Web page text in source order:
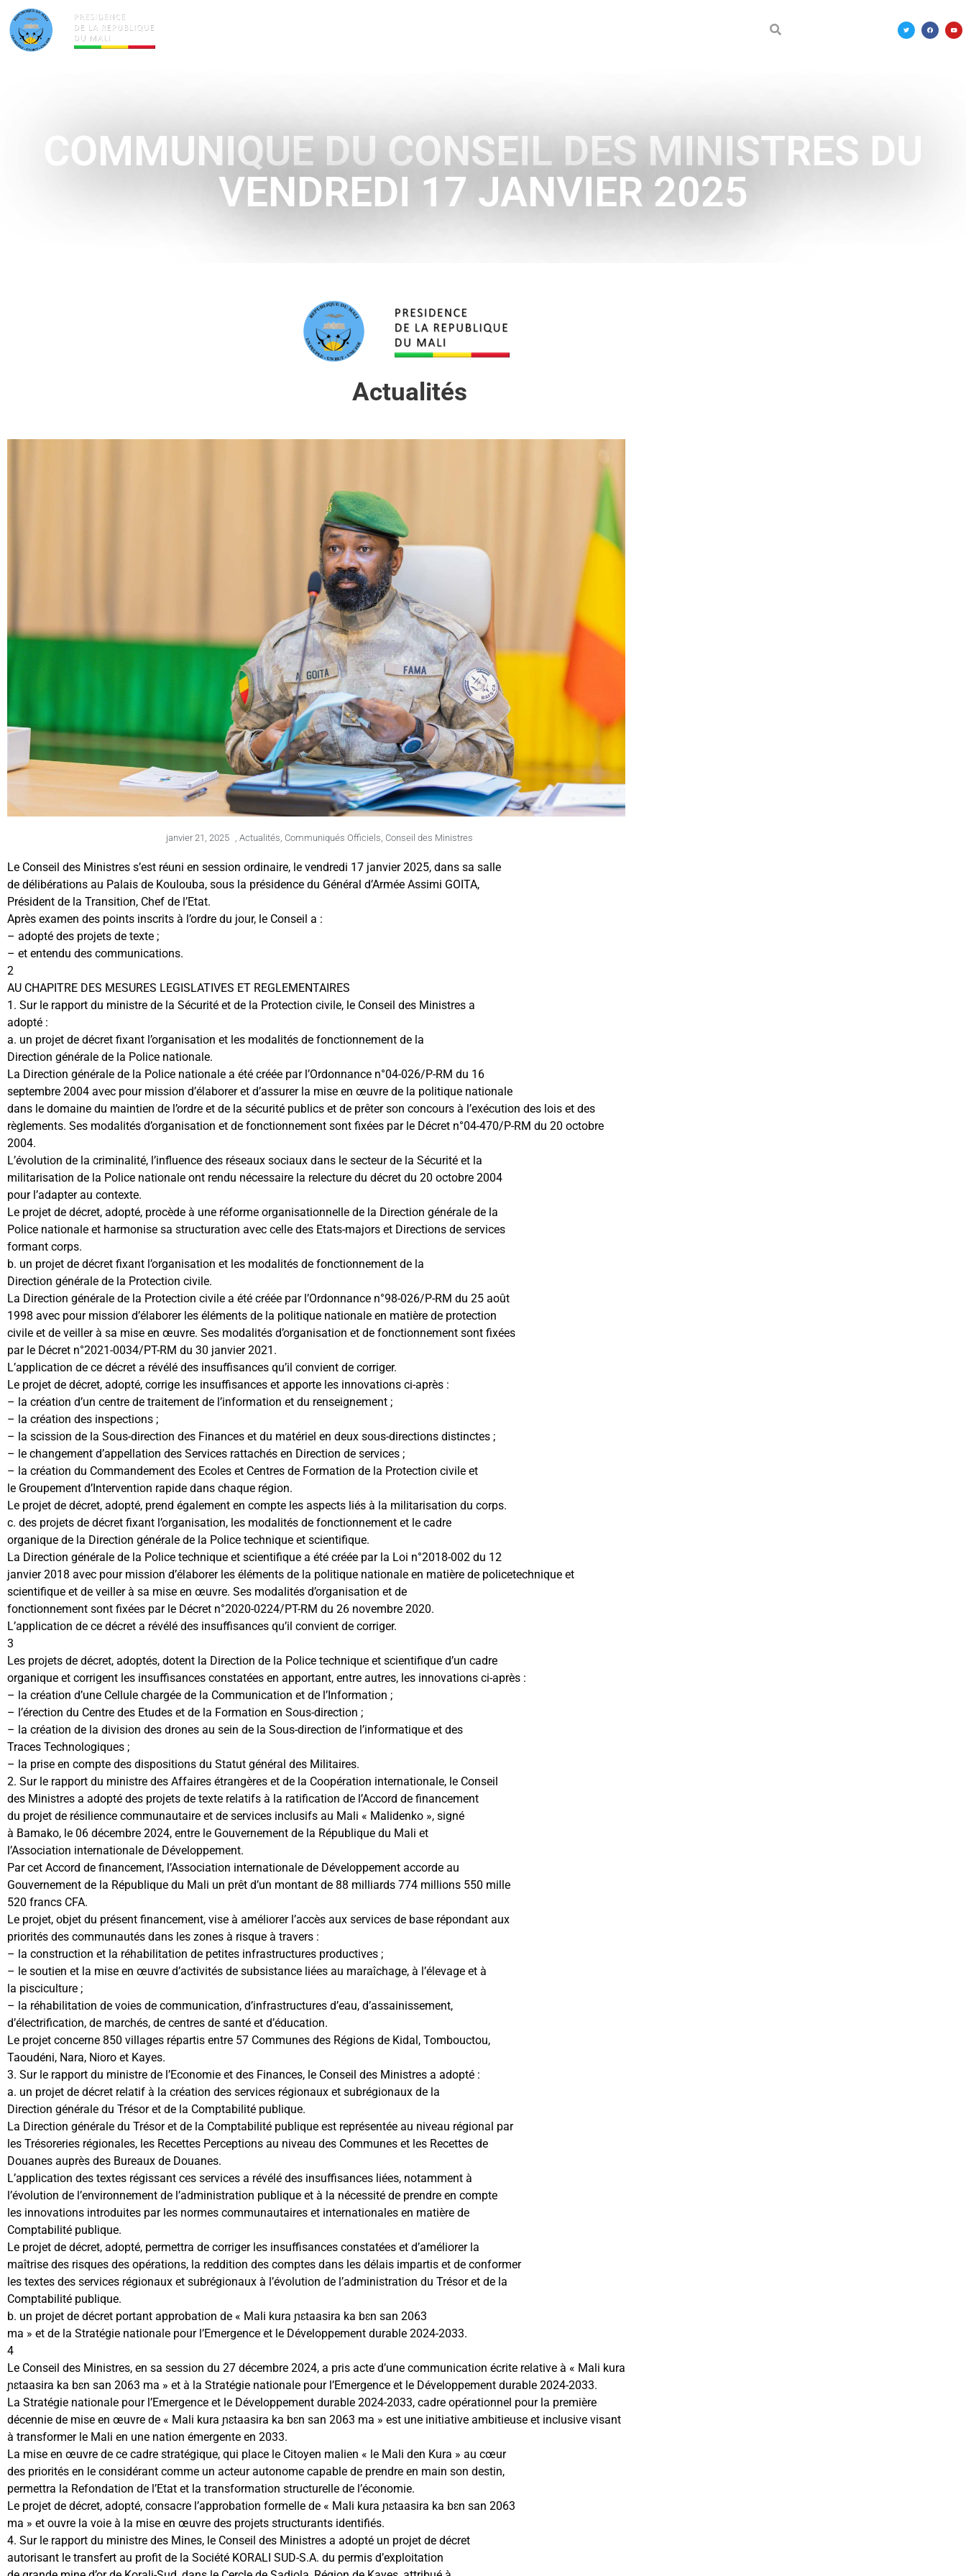
COMMUNIQUE DU CONSEIL DES MINISTRES DU
VENDREDI 17 JANVIER 2025
Actualités
janvier 21, 2025 Actualités Communiqués Officiels Conseil des Ministres
Le Conseil des Ministres s’est réuni en session ordinaire, le vendredi 17 janvier 2025, dans sa salle
de délibérations au Palais de Koulouba, sous la présidence du Général d’Armée Assimi GOITA,
Président de la Transition, Chef de l’Etat.
Après examen des points inscrits à l’ordre du jour, le Conseil a :
– adopté des projets de texte ;
– et entendu des communications.
2
AU CHAPITRE DES MESURES LEGISLATIVES ET REGLEMENTAIRES
1. Sur le rapport du ministre de la Sécurité et de la Protection civile, le Conseil des Ministres a
adopté :
a. un projet de décret fixant l’organisation et les modalités de fonctionnement de la
Direction générale de la Police nationale.
La Direction générale de la Police nationale a été créée par l’Ordonnance n°04-026/P-RM du 16
septembre 2004 avec pour mission d’élaborer et d’assurer la mise en œuvre de la politique nationale
dans le domaine du maintien de l’ordre et de la sécurité publics et de prêter son concours à l’exécution des lois et des
règlements. Ses modalités d’organisation et de fonctionnement sont fixées par le Décret n°04-470/P-RM du 20 octobre
2004.
L’évolution de la criminalité, l’influence des réseaux sociaux dans le secteur de la Sécurité et la
militarisation de la Police nationale ont rendu nécessaire la relecture du décret du 20 octobre 2004
pour l’adapter au contexte.
Le projet de décret, adopté, procède à une réforme organisationnelle de la Direction générale de la
Police nationale et harmonise sa structuration avec celle des Etats-majors et Directions de services
formant corps.
b. un projet de décret fixant l’organisation et les modalités de fonctionnement de la
Direction générale de la Protection civile.
La Direction générale de la Protection civile a été créée par l’Ordonnance n°98-026/P-RM du 25 août
1998 avec pour mission d’élaborer les éléments de la politique nationale en matière de protection
civile et de veiller à sa mise en œuvre. Ses modalités d’organisation et de fonctionnement sont fixées
par le Décret n°2021-0034/PT-RM du 30 janvier 2021.
L’application de ce décret a révélé des insuffisances qu’il convient de corriger.
Le projet de décret, adopté, corrige les insuffisances et apporte les innovations ci-après :
– la création d’un centre de traitement de l’information et du renseignement ;
– la création des inspections ;
– la scission de la Sous-direction des Finances et du matériel en deux sous-directions distinctes ;
– le changement d’appellation des Services rattachés en Direction de services ;
– la création du Commandement des Ecoles et Centres de Formation de la Protection civile et
le Groupement d’Intervention rapide dans chaque région.
Le projet de décret, adopté, prend également en compte les aspects liés à la militarisation du corps.
c. des projets de décret fixant l’organisation, les modalités de fonctionnement et le cadre
organique de la Direction générale de la Police technique et scientifique.
La Direction générale de la Police technique et scientifique a été créée par la Loi n°2018-002 du 12
janvier 2018 avec pour mission d’élaborer les éléments de la politique nationale en matière de policetechnique et
scientifique et de veiller à sa mise en œuvre. Ses modalités d’organisation et de
fonctionnement sont fixées par le Décret n°2020-0224/PT-RM du 26 novembre 2020.
L’application de ce décret a révélé des insuffisances qu’il convient de corriger.
3
Les projets de décret, adoptés, dotent la Direction de la Police technique et scientifique d’un cadre
organique et corrigent les insuffisances constatées en apportant, entre autres, les innovations ci-après :
– la création d’une Cellule chargée de la Communication et de l’Information ;
– l’érection du Centre des Etudes et de la Formation en Sous-direction ;
– la création de la division des drones au sein de la Sous-direction de l’informatique et des
Traces Technologiques ;
– la prise en compte des dispositions du Statut général des Militaires.
2. Sur le rapport du ministre des Affaires étrangères et de la Coopération internationale, le Conseil
des Ministres a adopté des projets de texte relatifs à la ratification de l’Accord de financement
du projet de résilience communautaire et de services inclusifs au Mali « Malidenko », signé
à Bamako, le 06 décembre 2024, entre le Gouvernement de la République du Mali et
l’Association internationale de Développement.
Par cet Accord de financement, l’Association internationale de Développement accorde au
Gouvernement de la République du Mali un prêt d’un montant de 88 milliards 774 millions 550 mille
520 francs CFA.
Le projet, objet du présent financement, vise à améliorer l’accès aux services de base répondant aux
priorités des communautés dans les zones à risque à travers :
– la construction et la réhabilitation de petites infrastructures productives ;
– le soutien et la mise en œuvre d’activités de subsistance liées au maraîchage, à l’élevage et à
la pisciculture ;
– la réhabilitation de voies de communication, d’infrastructures d’eau, d’assainissement,
d’électrification, de marchés, de centres de santé et d’éducation.
Le projet concerne 850 villages répartis entre 57 Communes des Régions de Kidal, Tombouctou,
Taoudéni, Nara, Nioro et Kayes.
3. Sur le rapport du ministre de l’Economie et des Finances, le Conseil des Ministres a adopté :
a. un projet de décret relatif à la création des services régionaux et subrégionaux de la
Direction générale du Trésor et de la Comptabilité publique.
La Direction générale du Trésor et de la Comptabilité publique est représentée au niveau régional par
les Trésoreries régionales, les Recettes Perceptions au niveau des Communes et les Recettes de
Douanes auprès des Bureaux de Douanes.
L’application des textes régissant ces services a révélé des insuffisances liées, notamment à
l’évolution de l’environnement de l’administration publique et à la nécessité de prendre en compte
les innovations introduites par les normes communautaires et internationales en matière de
Comptabilité publique.
Le projet de décret, adopté, permettra de corriger les insuffisances constatées et d’améliorer la
maîtrise des risques des opérations, la reddition des comptes dans les délais impartis et de conformer
les textes des services régionaux et subrégionaux à l’évolution de l’administration du Trésor et de la
Comptabilité publique.
b. un projet de décret portant approbation de « Mali kura ɲɛtaasira ka bɛn san 2063
ma » et de la Stratégie nationale pour l’Emergence et le Développement durable 2024-2033.
4
Le Conseil des Ministres, en sa session du 27 décembre 2024, a pris acte d’une communication écrite relative à « Mali kura
ɲɛtaasira ka bɛn san 2063 ma » et à la Stratégie nationale pour l’Emergence et le Développement durable 2024-2033.
La Stratégie nationale pour l’Emergence et le Développement durable 2024-2033, cadre opérationnel pour la première
décennie de mise en œuvre de « Mali kura ɲɛtaasira ka bɛn san 2063 ma » est une initiative ambitieuse et inclusive visant
à transformer le Mali en une nation émergente en 2033.
La mise en œuvre de ce cadre stratégique, qui place le Citoyen malien « le Mali den Kura » au cœur
des priorités en le considérant comme un acteur autonome capable de prendre en main son destin,
permettra la Refondation de l’Etat et la transformation structurelle de l’économie.
Le projet de décret, adopté, consacre l’approbation formelle de « Mali kura ɲɛtaasira ka bɛn san 2063
ma » et ouvre la voie à la mise en œuvre des projets structurants identifiés.
4. Sur le rapport du ministre des Mines, le Conseil des Ministres a adopté un projet de décret
autorisant le transfert au profit de la Société KORALI SUD-S.A. du permis d’exploitation